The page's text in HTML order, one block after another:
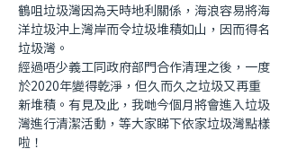
鶴咀垃圾灣因為天時地利關係，海浪容易將海
洋垃圾沖上灣岸而令垃圾堆積如山，因而得名
垃圾灣。
經過唔少義工同政府部門合作清理之後，一度
於2020年變得乾淨，但久而久之垃圾又再重
新堆積。有見及此，我哋今個月將會進入垃圾
灣進行清潔活動，等大家睇下依家垃圾灣點樣
啦！